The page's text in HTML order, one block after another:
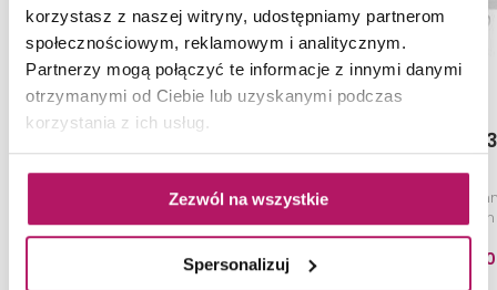
korzystasz z naszej witryny, udostępniamy partnerom
społecznościowym, reklamowym i analitycznym.
Partnerzy mogą połączyć te informacje z innymi danymi
otrzymanymi od Ciebie lub uzyskanymi podczas
korzystania z ich usług.
Zezwól na wszystkie
Spersonalizuj
Cersanit Parva K27-029
Umywalka wisząca, 55 cm
244,00 PLN
Roca Alter
Umywalka
cm